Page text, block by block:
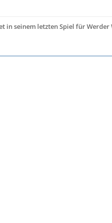
in seinem letzten Spiel für